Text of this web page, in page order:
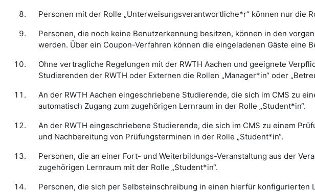
Personen mit der Rolle „Unterweisungsverantwortliche*r“ können nur die
Personen, die noch keine Benutzerkennung besitzen, können in den
werden. Über ein Coupon-Verfahren können die eingeladenen Gäste eine
Ohne vertragliche Regelungen mit der RWTH Aachen und geeignete
Studierenden der RWTH oder Externen die Rollen „Manager*in“ oder
An der RWTH Aachen eingeschriebene Studierende, die sich im CMS zu
automatisch Zugang zum zugehörigen Lernraum in der Rolle „Student*in“.
An der RWTH eingeschriebene Studierende, die sich im CMS zu einem
und Nachbereitung von Prüfungsterminen in der Rolle „Student*in“.
Personen, die an einer Fort- und Weiterbildungs-Veranstaltung aus der
zugehörigen Lernraum mit der Rolle „Student*in“.
Personen, die sich per Selbsteinschreibung in einen hierfür konfigurierten